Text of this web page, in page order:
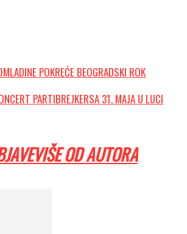
POKREĆE BEOGRADSKI ROK
PARTIBREJKERSA 31. MAJA U LUCI
VIŠE OD AUTORA